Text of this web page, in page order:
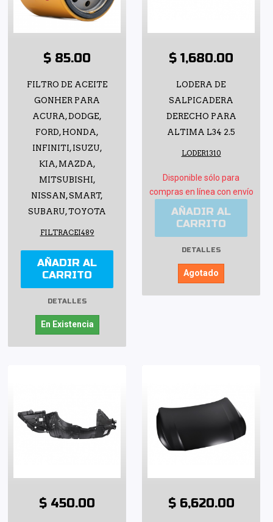
$ 85.00
FILTRO DE ACEITE
GONHER PARA
ACURA, DODGE,
FORD, HONDA,
INFINITI, ISUZU,
KIA, MAZDA,
MITSUBISHI,
NISSAN, SMART,
SUBARU, TOYOTA
FILTRACEI489
AÑADIR AL
CARRITO
DETALLES
En Existencia
$ 1,680.00
LODERA DE
SALPICADERA
DERECHO PARA
ALTIMA L34 2.5
LODER1310
Disponible sólo para
compras en línea con envío
AÑADIR AL
CARRITO
DETALLES
Agotado
$ 450.00 $ 6,620.00